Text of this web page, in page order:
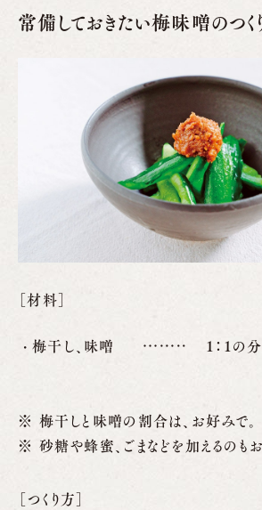
常備しておきたい梅味噌のつく
［材料］
梅干し、味噌 1：1の
※ 梅干しと味噌の割合は、お好みで。
※ 砂糖や蜂蜜、ごまなどを加えるのもお
［つくり方］